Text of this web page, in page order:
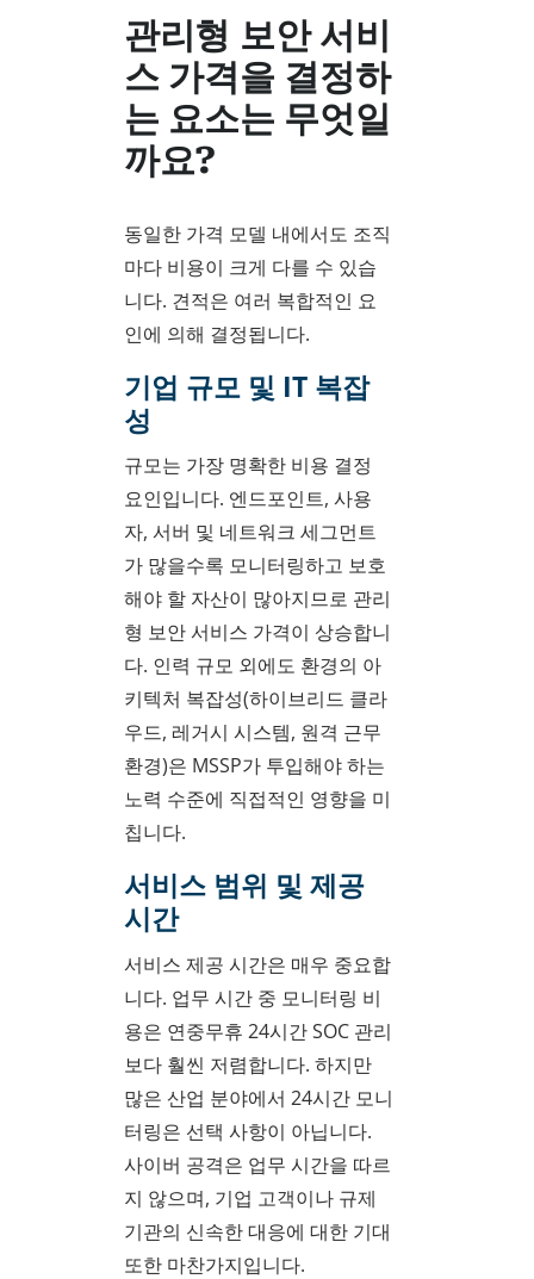
관리형 보안 서비
스 가격을 결정하
는 요소는 무엇일
까요?
동일한 가격 모델 내에서도 조직
마다 비용이 크게 다를 수 있습
니다. 견적은 여러 복합적인 요
인에 의해 결정됩니다.
기업 규모 및 IT 복잡
성
규모는 가장 명확한 비용 결정
요인입니다. 엔드포인트, 사용
자, 서버 및 네트워크 세그먼트
가 많을수록 모니터링하고 보호
해야 할 자산이 많아지므로 관리
형 보안 서비스 가격이 상승합니
다. 인력 규모 외에도 환경의 아
키텍처 복잡성(하이브리드 클라
우드, 레거시 시스템, 원격 근무
환경)은 MSSP가 투입해야 하는
노력 수준에 직접적인 영향을 미
칩니다.
서비스 범위 및 제공
시간
서비스 제공 시간은 매우 중요합
니다. 업무 시간 중 모니터링 비
용은 연중무휴 24시간 SOC 관리
보다 훨씬 저렴합니다. 하지만
많은 산업 분야에서 24시간 모니
터링은 선택 사항이 아닙니다.
사이버 공격은 업무 시간을 따르
지 않으며, 기업 고객이나 규제
기관의 신속한 대응에 대한 기대
또한 마찬가지입니다.